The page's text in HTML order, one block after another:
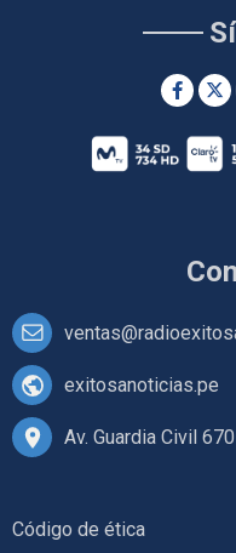
exitosanoticias.pe
Av. Guardia Civil
Código de ética